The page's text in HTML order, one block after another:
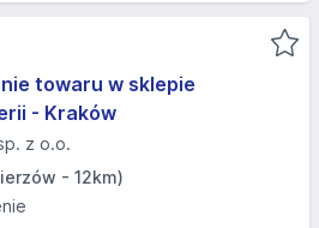
towaru w sklepie
- Kraków
z o.o.
- 12km)